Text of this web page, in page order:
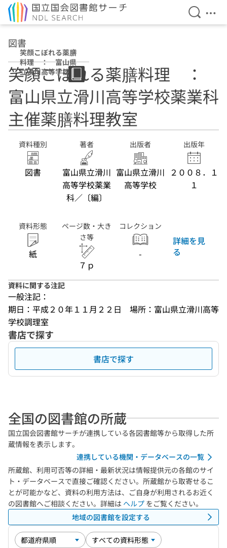
検索を
メ
図書
笑顔こぼれる薬膳
料理 ： 富山県
立滑川高等学校薬
業科主催薬膳料理
教室
笑顔こぼれる薬膳料理 ：
富山県立滑川高等学校薬業科
主催薬膳料理教室
資料種別
図書
著者
富山県立滑川
高等学校薬業
科／〔編〕
出版者
富山県立滑川
高等学校
出版年
２００８．１
１
資料形態
紙
ページ数・大き
さ等
７ｐ
コレクション
-
詳細を見
る
資料に関する注記
一般注記：
期日：平成２０年１１月２２日　場所：富山県立滑川高等
学校調理室
書店で探す
書店で探す
全国の図書館の所蔵
国立国会図書館サーチが連携している各図書館等から取得した所
蔵情報を表示します。
連携している機関・データベースの一覧
所蔵館、利用可否等の詳細・最新状況は情報提供元の各館のサイ
ト・データベースで直接ご確認ください。所蔵館から取寄せるこ
とが可能かなど、資料の利用方法は、ご自身が利用されるお近く
の図書館へご相談ください。詳細は ヘルプ をご覧ください。
地域の図書館を設定する